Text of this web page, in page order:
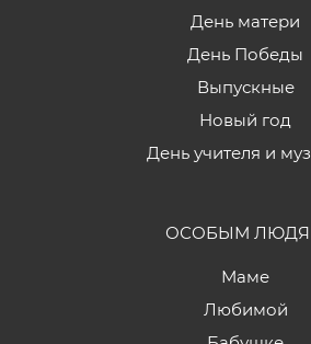
День матери
День Победы
Выпускные
Новый год
День учителя и
ОСОБЫМ
Маме
Любимой